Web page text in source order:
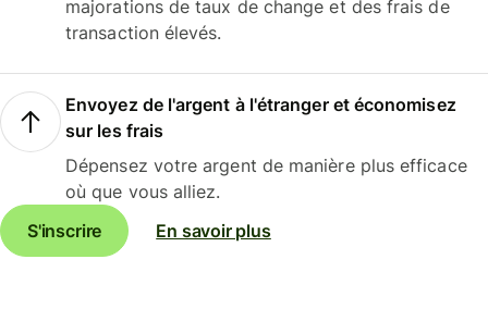
majorations de taux de change et des frais de
transaction élevés.
Envoyez de l'argent à l'étranger et économisez
sur les frais
Dépensez votre argent de manière plus efficace
où que vous alliez.
S'inscrire
En savoir plus